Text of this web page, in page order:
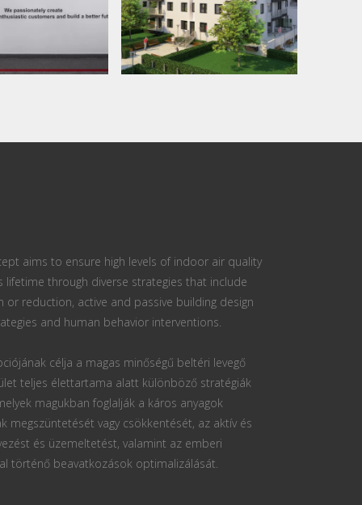
aims to ensure high levels of indoor air quality
lifetime through diverse strategies that include
or reduction, active and passive building design
and human behavior interventions.
célja a magas minőségű beltéri levegő
teljes élettartama alatt különböző stratégiák
magukban foglalják a káros anyagok
megszüntetését vagy csökkentését, az aktív és
és üzemeltetést, valamint az emberi
történő beavatkozások optimalizálását.